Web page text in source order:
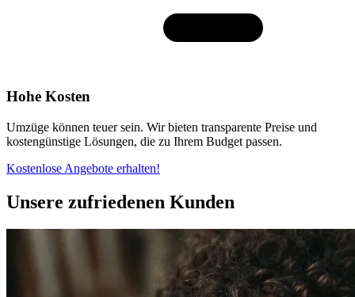
Hohe Kosten
Umzüge können teuer sein. Wir bieten transparente Preise und
kostengünstige Lösungen, die zu Ihrem Budget passen.
Kostenlose Angebote erhalten!
Unsere zufriedenen Kunden